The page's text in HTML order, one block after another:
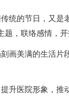
统的节日，又
题，联络感情，开
画美满的生活片
升医院形象，推